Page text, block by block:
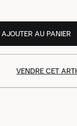
AJOUTER AU PANIER
VENDRE CET